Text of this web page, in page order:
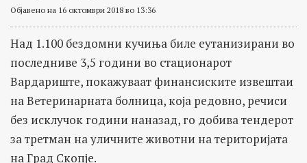
Објавено на 16 октомври 2018 во 13:36
Над 1.100 бездомни кучиња биле еутанизирани во
последниве 3,5 години во стационарот
Вардариште, покажуваат финансиските извештаи
на Ветеринарната болница, која редовно, речиси
без исклучок години наназад, го добива тендерот
за третман на уличните животни на територијата
на Град Скопје.